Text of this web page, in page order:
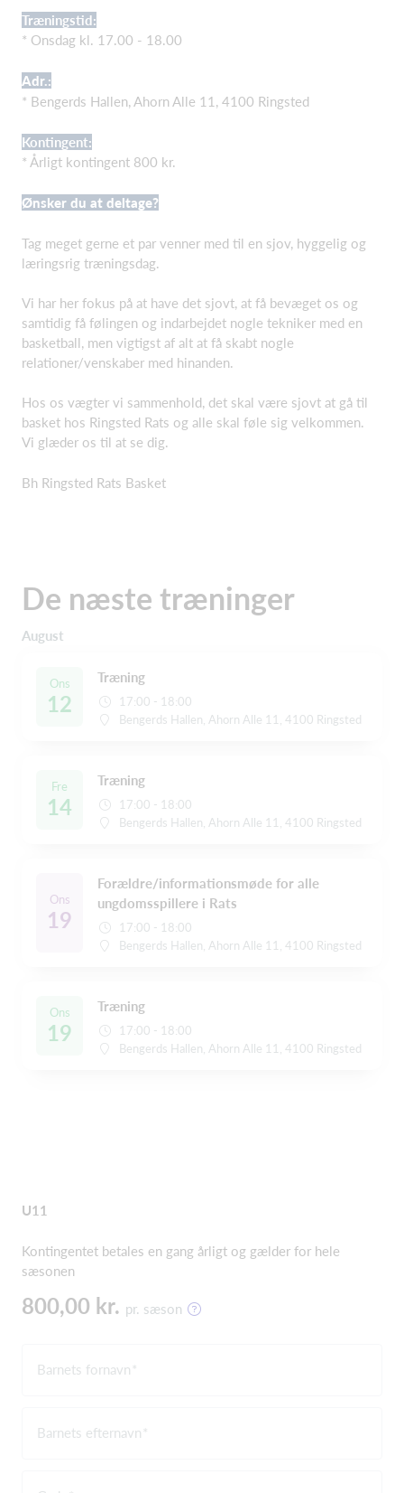
Træningstid:
* Onsdag kl. 17.00 - 18.00
Adr.:
* Bengerds Hallen, Ahorn Alle 11, 4100 Ringsted
Kontingent:
* Årligt kontingent 800 kr.
Ønsker du at deltage?
Tag meget gerne et par venner med til en sjov, hyggelig og
læringsrig træningsdag.
Vi har her fokus på at have det sjovt, at få bevæget os og
samtidig få følingen og indarbejdet nogle tekniker med en
basketball, men vigtigst af alt at få skabt nogle
relationer/venskaber med hinanden.
Hos os vægter vi sammenhold, det skal være sjovt at gå til
basket hos Ringsted Rats og alle skal føle sig velkommen.
Vi glæder os til at se dig.
Bh Ringsted Rats Basket
De næste træninger
August
Ons
12
Træning
17:00 - 18:00
Bengerds Hallen, Ahorn Alle 11, 4100 Ringsted
Fre
14
Træning
17:00 - 18:00
Bengerds Hallen, Ahorn Alle 11, 4100 Ringsted
Ons
19
Forældre/informationsmøde for alle
ungdomsspillere i Rats
17:00 - 18:00
Bengerds Hallen, Ahorn Alle 11, 4100 Ringsted
Ons
19
Træning
17:00 - 18:00
Bengerds Hallen, Ahorn Alle 11, 4100 Ringsted
U11
Kontingentet betales en gang årligt og gælder for hele
sæsonen
800,00 kr. pr. sæson
Barnets fornavn
Barnets efternavn